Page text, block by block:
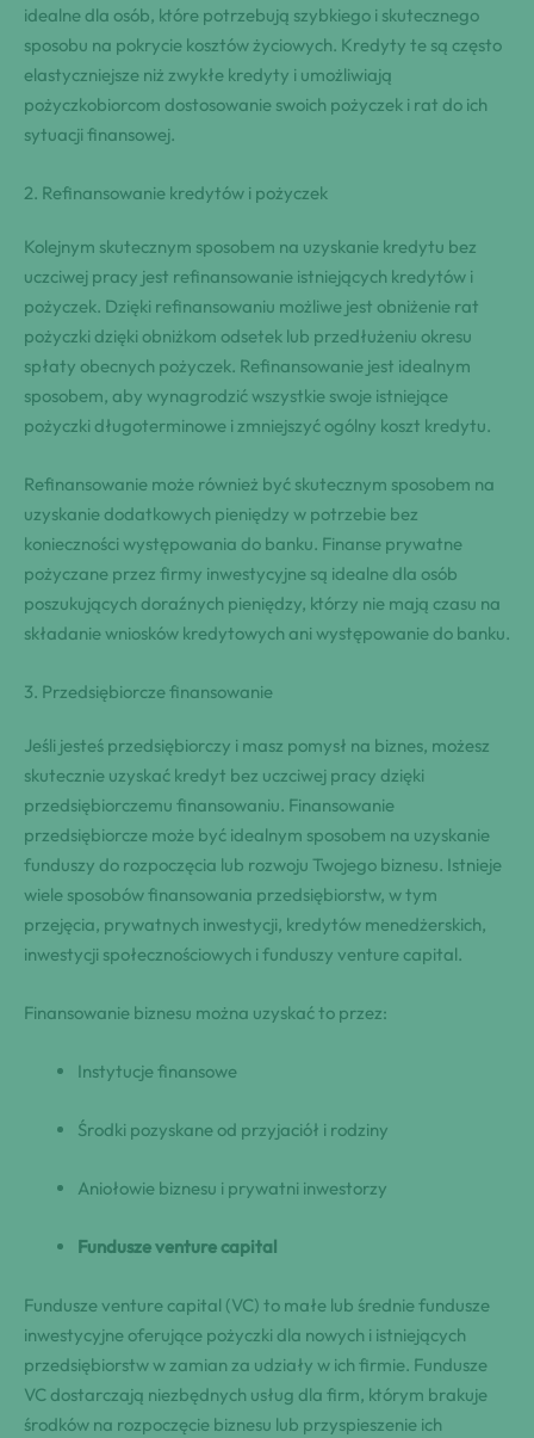
idealne dla osób, które potrzebują szybkiego i skutecznego
sposobu na pokrycie kosztów życiowych. Kredyty te są często
elastyczniejsze niż zwykłe kredyty i umożliwiają
pożyczkobiorcom dostosowanie swoich pożyczek i rat do ich
sytuacji finansowej.
2. Refinansowanie kredytów i pożyczek
Kolejnym skutecznym sposobem na uzyskanie kredytu bez
uczciwej pracy jest refinansowanie istniejących kredytów i
pożyczek. Dzięki refinansowaniu możliwe jest obniżenie rat
pożyczki dzięki obniżkom odsetek lub przedłużeniu okresu
spłaty obecnych pożyczek. Refinansowanie jest idealnym
sposobem, aby wynagrodzić wszystkie swoje istniejące
pożyczki długoterminowe i zmniejszyć ogólny koszt kredytu.
Refinansowanie może również być skutecznym sposobem na
uzyskanie dodatkowych pieniędzy w potrzebie bez
konieczności występowania do banku. Finanse prywatne
pożyczane przez firmy inwestycyjne są idealne dla osób
poszukujących doraźnych pieniędzy, którzy nie mają czasu na
składanie wniosków kredytowych ani występowanie do banku.
3. Przedsiębiorcze finansowanie
Jeśli jesteś przedsiębiorczy i masz pomysł na biznes, możesz
skutecznie uzyskać kredyt bez uczciwej pracy dzięki
przedsiębiorczemu finansowaniu. Finansowanie
przedsiębiorcze może być idealnym sposobem na uzyskanie
funduszy do rozpoczęcia lub rozwoju Twojego biznesu. Istnieje
wiele sposobów finansowania przedsiębiorstw, w tym
przejęcia, prywatnych inwestycji, kredytów menedżerskich,
inwestycji społecznościowych i funduszy venture capital.
Finansowanie biznesu można uzyskać to przez:
Instytucje finansowe
Środki pozyskane od przyjaciół i rodziny
Aniołowie biznesu i prywatni inwestorzy
Fundusze venture capital
Fundusze venture capital (VC) to małe lub średnie fundusze
inwestycyjne oferujące pożyczki dla nowych i istniejących
przedsiębiorstw w zamian za udziały w ich firmie. Fundusze
VC dostarczają niezbędnych usług dla firm, którym brakuje
środków na rozpoczęcie biznesu lub przyspieszenie ich